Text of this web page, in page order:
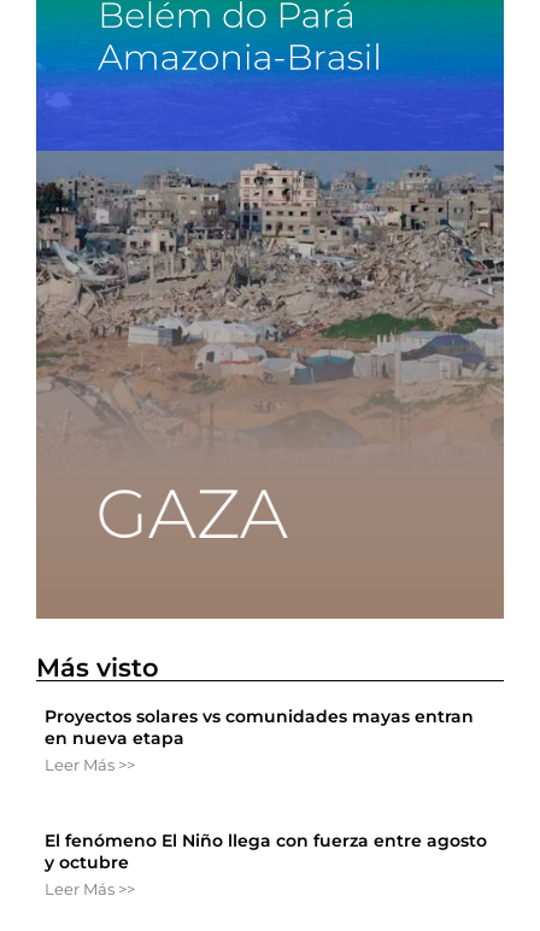
Más visto
Proyectos solares vs comunidades mayas entran
en nueva etapa
Leer Más >>
El fenómeno El Niño llega con fuerza entre agosto
y octubre
Leer Más >>